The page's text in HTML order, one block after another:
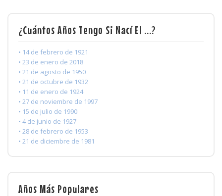
¿Cuántos Años Tengo Si Nací El ...?
• 14 de febrero de 1921
• 23 de enero de 2018
• 21 de agosto de 1950
• 21 de octubre de 1932
• 11 de enero de 1924
• 27 de noviembre de 1997
• 15 de julio de 1990
• 4 de junio de 1927
• 28 de febrero de 1953
• 21 de diciembre de 1981
Años Más Populares